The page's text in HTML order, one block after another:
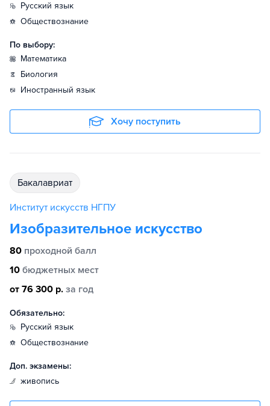
русский язык
обществознание
По выбору:
математика
биология
иностранный язык
Хочу поступить
бакалавриат
Институт искусств НГПУ
Изобразительное искусство
80 проходной балл
10 бюджетных мест
от 76 300 р. за год
Обязательно:
русский язык
обществознание
Доп. экзамены:
живопись